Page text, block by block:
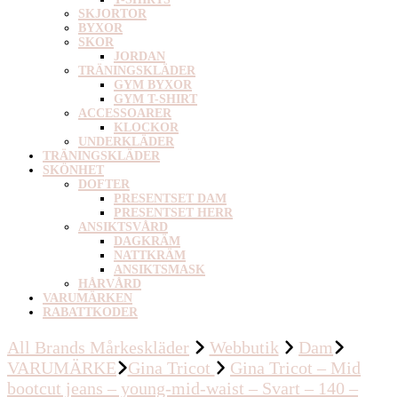
SKJORTOR
BYXOR
SKOR
JORDAN
TRÄNINGSKLÄDER
GYM BYXOR
GYM T-SHIRT
ACCESSOARER
KLOCKOR
UNDERKLÄDER
TRÄNINGSKLÄDER
SKÖNHET
DOFTER
PRESENTSET DAM
PRESENTSET HERR
ANSIKTSVÅRD
DAGKRÄM
NATTKRÄM
ANSIKTSMASK
HÅRVÅRD
VARUMÄRKEN
RABATTKODER
All Brands Mårkeskläder Webbutik
Dam
VARUMÄRKE
Gina Tricot
Gina Tricot – Mid
bootcut jeans – young-mid-waist – Svart – 140 –